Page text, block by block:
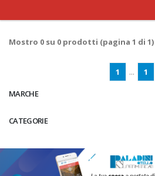
MARCHE
CATEGORIE
Mostro 0 su 0 prodotti (pagina 1 di 1)
1 ... 1